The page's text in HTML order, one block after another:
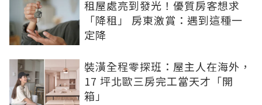
租屋處亮到發光！優質房客想求
「降租」 房東激賞：遇到這種一
定降
裝潢全程零探班：屋主人在海外，
17 坪北歐三房完工當天才「開
箱」